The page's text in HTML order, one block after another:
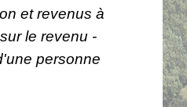
et revenus à
le revenu -
personne